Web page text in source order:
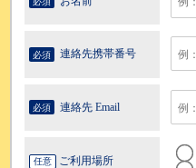
必須 連絡先携帯番号
必須 連絡先 Email
任意 ご利用場所